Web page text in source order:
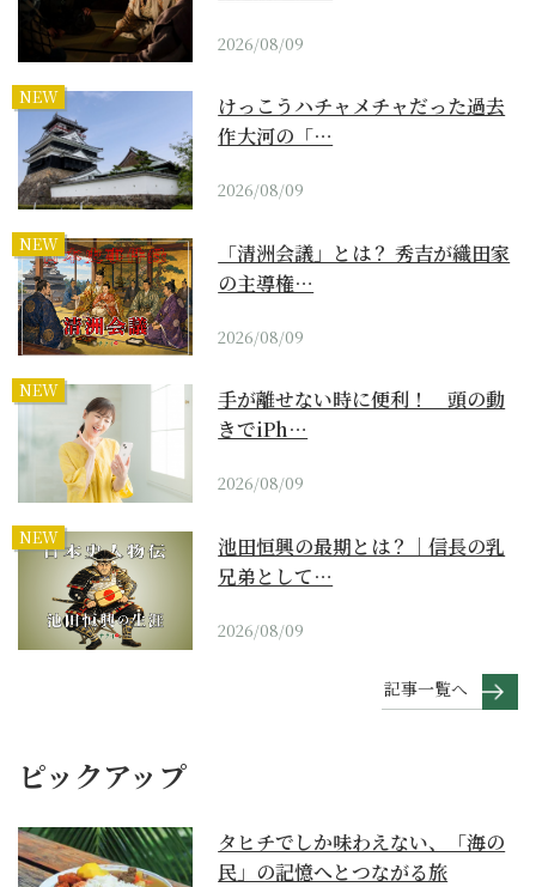
2026/08/09
NEW
けっこうハチャメチャだった過去
作大河の「…
2026/08/09
NEW
「清洲会議」とは？ 秀吉が織田家
の主導権…
2026/08/09
NEW
手が離せない時に便利！ 頭の動
きでiPh…
2026/08/09
NEW
池田恒興の最期とは？｜信長の乳
兄弟として…
2026/08/09
記事一覧へ
ピックアップ
タヒチでしか味わえない、「海の
民」の記憶へとつながる旅